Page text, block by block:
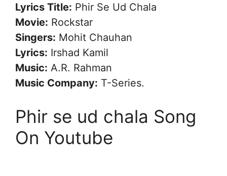
Lyrics Title: Phir Se Ud Chala
Movie: Rockstar
Singers: Mohit Chauhan
Lyrics: Irshad Kamil
Music: A.R. Rahman
Music Company: T-Series.
Phir se ud chala Song
On Youtube